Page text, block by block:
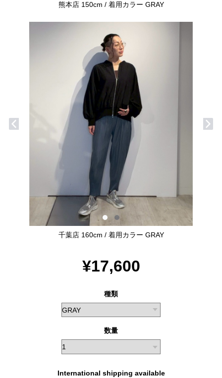
熊本店 150cm / 着用カラー GRAY
千葉店 160cm / 着用カラー GRAY
¥17,600
種類
数量
International shipping available